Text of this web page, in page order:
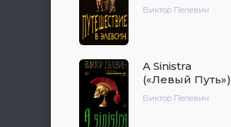
Виктор Пелевин
A Sinistra
(«Левый Путь»)
Виктор Пелевин